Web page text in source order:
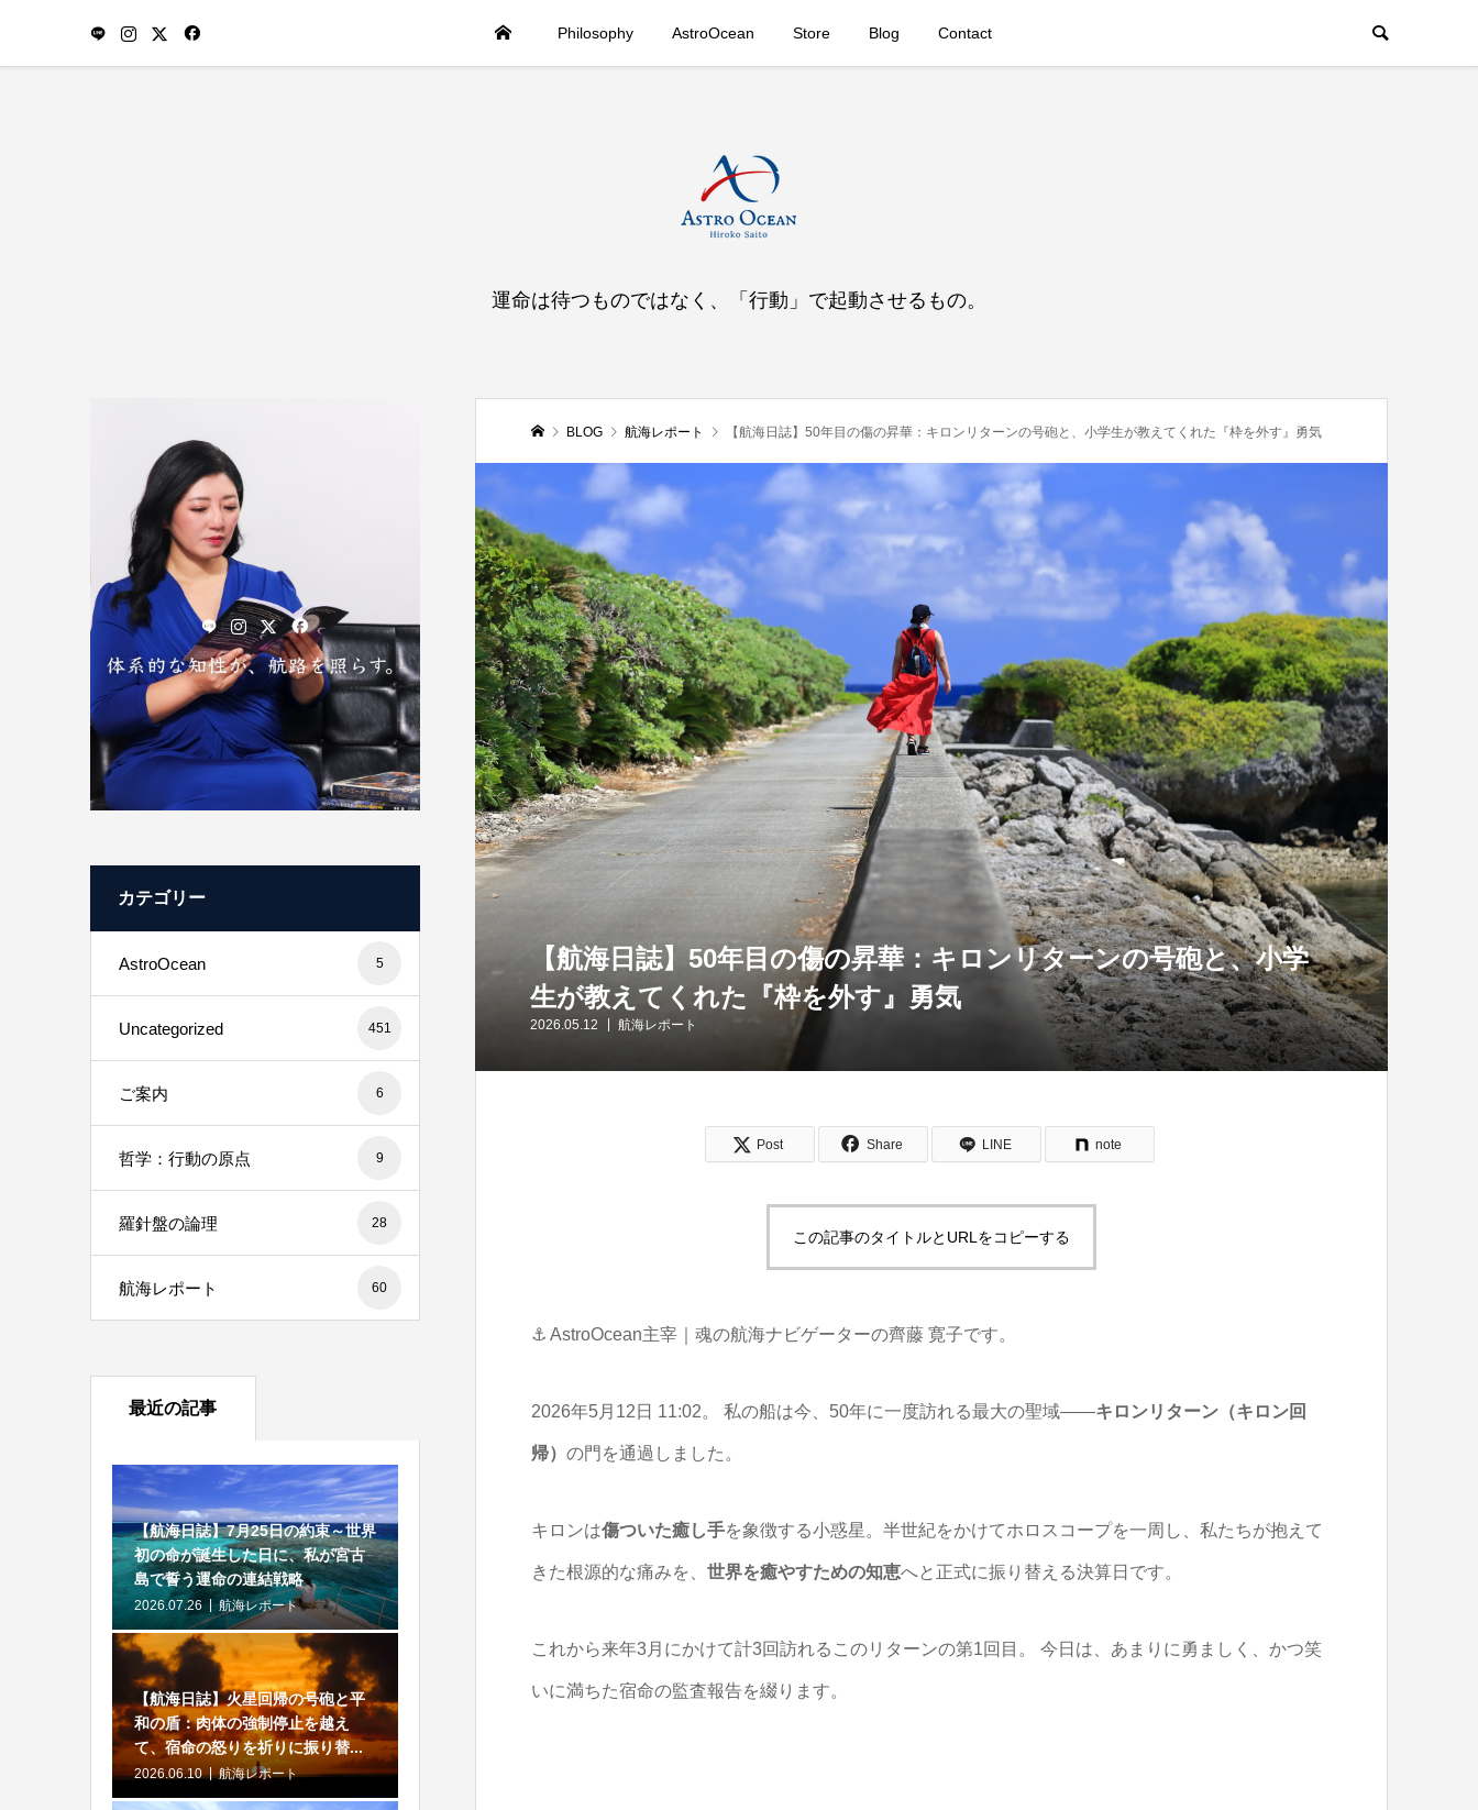
Philosophy AstroOcean Store Blog Contact
運命は待つものではなく、「行動」で起動させるもの。
BLOG 航海レポート 【航海日誌】50年目の傷の昇華：キロンリターンの号砲と、小学生が教えてくれた『枠を外す』勇気
【航海日誌】50年目の傷の昇華：キロンリターンの号砲と、小学
生が教えてくれた『枠を外す』勇気
2026.05.12 航海レポート
Post Share LINE note
この記事のタイトルとURLをコピーする
⚓ AstroOcean主宰｜魂の航海ナビゲーターの齊藤 寛子です。
2026年5月12日 11:02。 私の船は今、50年に一度訪れる最大の聖域――キロンリターン（キロン回
帰） の門を通過しました。
キロンは傷ついた癒し手を象徴する小惑星。半世紀をかけてホロスコープを一周し、私たちが抱えて
きた根源的な痛みを、 世界を癒やすための知恵へと正式に振り替える決算日です。
これから来年3月にかけて計3回訪れるこのリターンの第1回目。 今日は、あまりに勇ましく、かつ笑
いに満ちた宿命の監査報告を綴ります。
カテゴリー
AstroOcean 5
Uncategorized 451
ご案内 6
哲学：行動の原点 9
羅針盤の論理 28
航海レポート 60
最近の記事
【航海日誌】7月25日の約束～世界
初の命が誕生した日に、私が宮古
島で誓う運命の連結戦略
2026.07.26 航海レポート
【航海日誌】火星回帰の号砲と平
和の盾：肉体の強制停止を越え
て、宿命の怒りを祈りに振り替...
2026.06.10 航海レポート